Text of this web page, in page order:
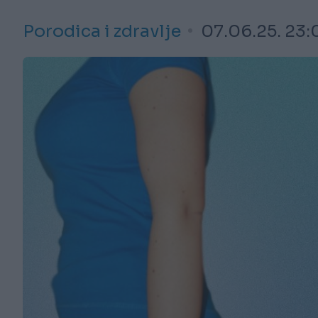
Porodica i zdravlje 07.06.25.